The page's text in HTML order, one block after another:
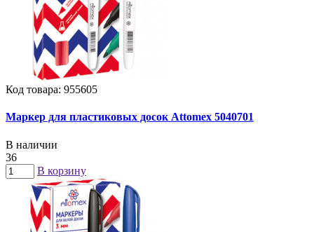
Код товара: 955605
Маркер для пластиковых досок Attomex 5040701
В наличии
36
В корзину